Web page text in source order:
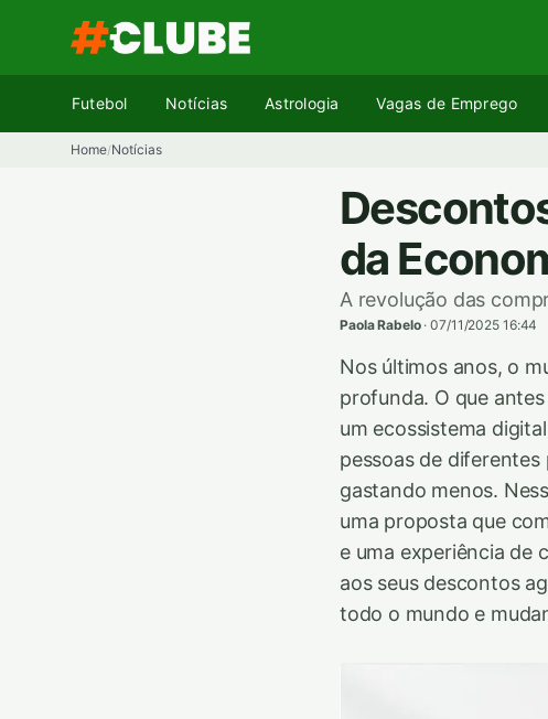
conteúdo
Futebol Notícias Astrologia Vagas de Emprego
Home/Notícias
da
A revolução das
Paola Rabelo·07/11/2025 16:44
Nos últimos anos, o
profunda. O que
um ecossistema
pessoas de
gastando menos.
uma proposta que
e uma experiência de
aos seus descontos
todo o mundo e